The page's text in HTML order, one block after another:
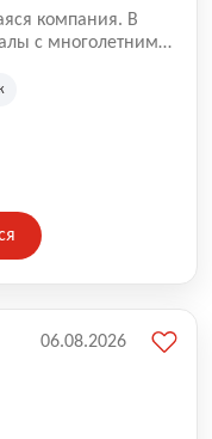
компания. В
с многолетним
опыт позволяют
06.08.2026